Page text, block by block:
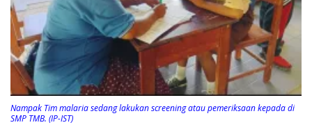
Nampak Tim malaria sedang lakukan screening atau pemeriksaan kepada di
SMP TMB. (IP-IST)